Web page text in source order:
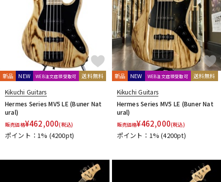
キーボード 電子ピアノ
管楽器 その他楽器
アンプ エフェクター
DJ機器 DTM
DTM オンライン納品 レコーディング機器
新品 NEW WEB注文店頭受取可 送料無料
Kikuchi Guitars
Hermes Series MV5 LE (Buner Nat
ural)
販売価格¥462,000(税込)
ポイント：1% (4200pt)
新品 NEW WEB注文店頭受取可 送料無料
Kikuchi Guitars
Hermes Series MV5 LE (Buner Nat
ural)
販売価格¥462,000(税込)
ポイント：1%(4200pt)